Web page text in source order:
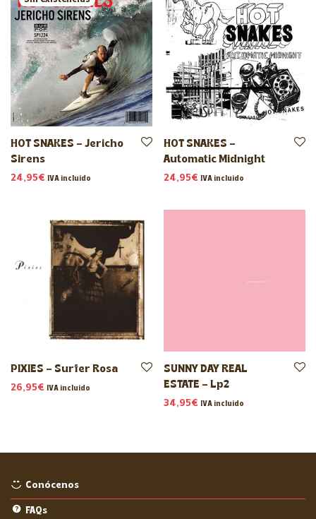
HOT SNAKES – Jericho
Sirens
24,95€ IVA incluido
HOT SNAKES –
Automatic Midnight
24,95€ IVA incluido
PIXIES – Surfer Rosa
26,95€ IVA incluido
SUNNY DAY REAL
ESTATE – Lp2
34,95€ IVA incluido
Conócenos
FAQs